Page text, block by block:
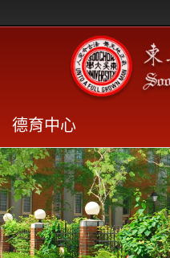
德育中心